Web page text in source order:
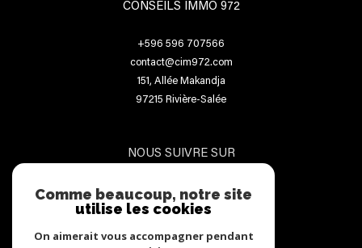
CONSEILS IMMO 972
+596 596 707566
contact@cim972.com
151, Allée Makandja
97215
Rivière-Salée
NOUS SUIVRE SUR
Comme beaucoup, notre site
utilise les cookies
On aimerait vous accompagner pendant